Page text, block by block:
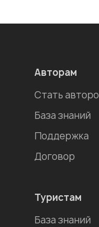
Авторам
Стать
База знаний
Поддержка
Договор
Туристам
База знаний